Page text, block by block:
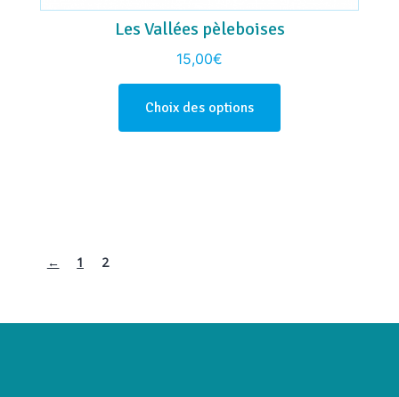
Les Vallées pèleboises
15,00€
Choix des options
← 1 2